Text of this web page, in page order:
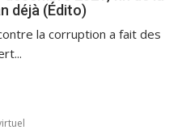
déjà (Édito)
la corruption a fait des